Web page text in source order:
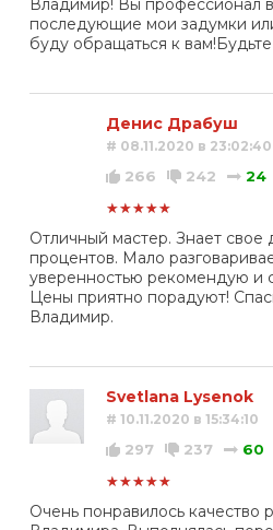
последующие мои задумки
буду обращаться к
Денис Драбуш
# 08.11.2020 в 23:02:40
266 242
24
★★★★★
Отличный мастер. Знает свое
процентов. Мало
уверенностью рекомендую и
Цены приятно порадуют!
Владимир.
Svetlana Lysenok
# 10.11.2020 в 15:34:10
297 237
60
★★★★★
Очень понравилось качество